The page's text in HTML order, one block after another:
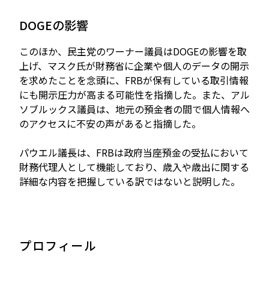
DOGEの影響
このほか、民主党のワーナー議員はDOGEの影響を取
上げ、マスク氏が財務省に企業や個人のデータの開示
を求めたことを念頭に、FRBが保有している取引情報
にも開示圧力が高まる可能性を指摘した。また、アル
ソブルックス議員は、地元の預金者の間で個人情報へ
のアクセスに不安の声があると指摘した。
パウエル議長は、FRBは政府当座預金の受払において
財務代理人として機能しており、歳入や歳出に関する
詳細な内容を把握している訳ではないと説明した。
プロフィール